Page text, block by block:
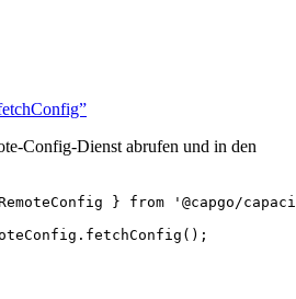
Config-Dienst abrufen und in den
} from
'@capgo/
fetchConfig ();